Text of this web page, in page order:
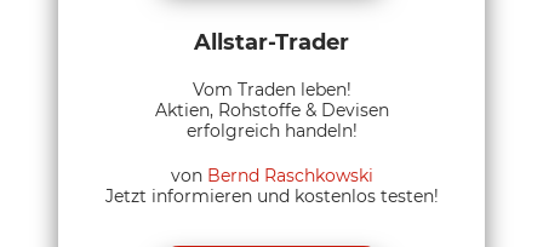
Allstar-Trader
Vom Traden leben!
Aktien, Rohstoffe & Devisen
erfolgreich handeln!
von Bernd Raschkowski
Jetzt informieren und kostenlos testen!